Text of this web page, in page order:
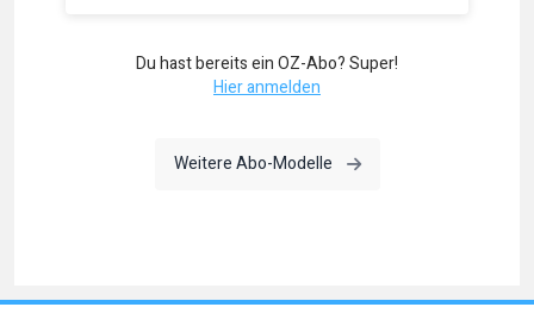
Du hast bereits ein OZ-Abo? Super!
Hier anmelden
Weitere Abo-Modelle